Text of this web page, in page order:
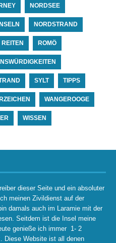
NORDSEE
NORDSTRAND
REITEN ROMÖ
SYLT TIPPS
WANGEROOGE
WISSEN
dieser Seite und ein absoluter
meinen Zivildienst auf der
damals auch im Laramie mit der
Seitdem ist die Insel meine
genieße ich immer 1- 2
Diese Website ist all denen